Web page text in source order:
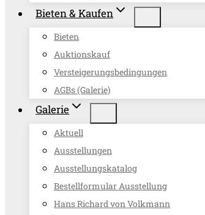
Bieten & Kaufen
Bieten
Auktionskauf
Versteigerungsbedingungen
AGBs (Galerie)
Galerie
Aktuell
Ausstellungen
Ausstellungskatalog
Bestellformular Ausstellung
Hans Richard von Volkmann